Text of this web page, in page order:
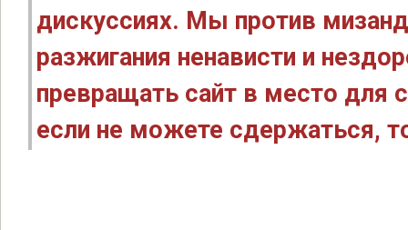
дискуссиях. Мы против
разжигания ненависти и
превращать сайт в место для
если не можете сдержаться,